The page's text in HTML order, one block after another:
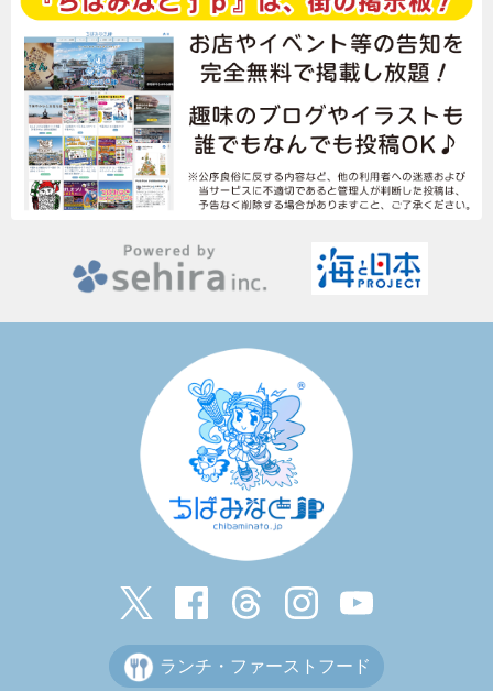
ランチ・ファーストフード